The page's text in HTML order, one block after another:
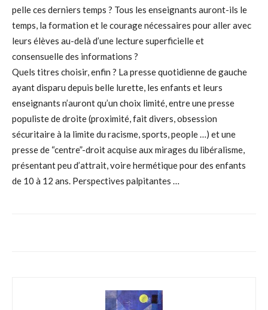
pelle ces derniers temps ? Tous les enseignants auront-ils le
temps, la formation et le courage nécessaires pour aller avec
leurs élèves au-delà d’une lecture superficielle et
consensuelle des informations ?
Quels titres choisir, enfin ? La presse quotidienne de gauche
ayant disparu depuis belle lurette, les enfants et leurs
enseignants n’auront qu’un choix limité, entre une presse
populiste de droite (proximité, fait divers, obsession
sécuritaire à la limite du racisme, sports, people …) et une
presse de “centre”-droit acquise aux mirages du libéralisme,
présentant peu d’attrait, voire hermétique pour des enfants
de 10 à 12 ans. Perspectives palpitantes …